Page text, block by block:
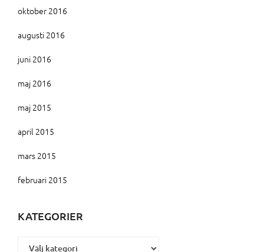
oktober 2016
augusti 2016
juni 2016
maj 2016
maj 2015
april 2015
mars 2015
februari 2015
KATEGORIER
Kategorier